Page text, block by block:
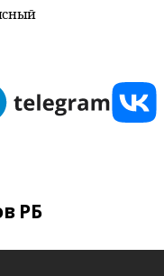
РБ